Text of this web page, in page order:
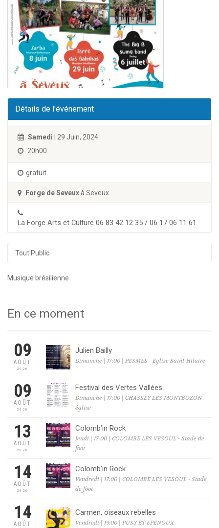
Détails de l'événement
Samedi | 29 Juin, 2024
20h00
gratuit
Forge de Seveuxà Seveux
La Forge Arts et Culture 06 83 42 12 35 / 06 17 06 11 61
Tout Public
Musique brésilienne
En ce moment
09
AOÛT
2026
Julien Bailly
Dimanche | 17:00 | PESMES - Eglise Saint-Hilaire
09
AOÛT
2026
Festival des Vertes Vallées
Dimanche | 17:00 | CHASSEY LES MONTBOZON -
église
13
AOÛT
2026
Colomb’in Rock
Jeudi | 17:00 | COLOMBE LES VESOUL - Stade de
foot
14
AOÛT
2026
Colomb’in Rock
Vendredi | 17:00 | COLOMBE LES VESOUL - Stade
de foot
14
AOÛT
Carmen, oiseaux rebelles
Vendredi | 19:00 | PUSY ET EPENOUX